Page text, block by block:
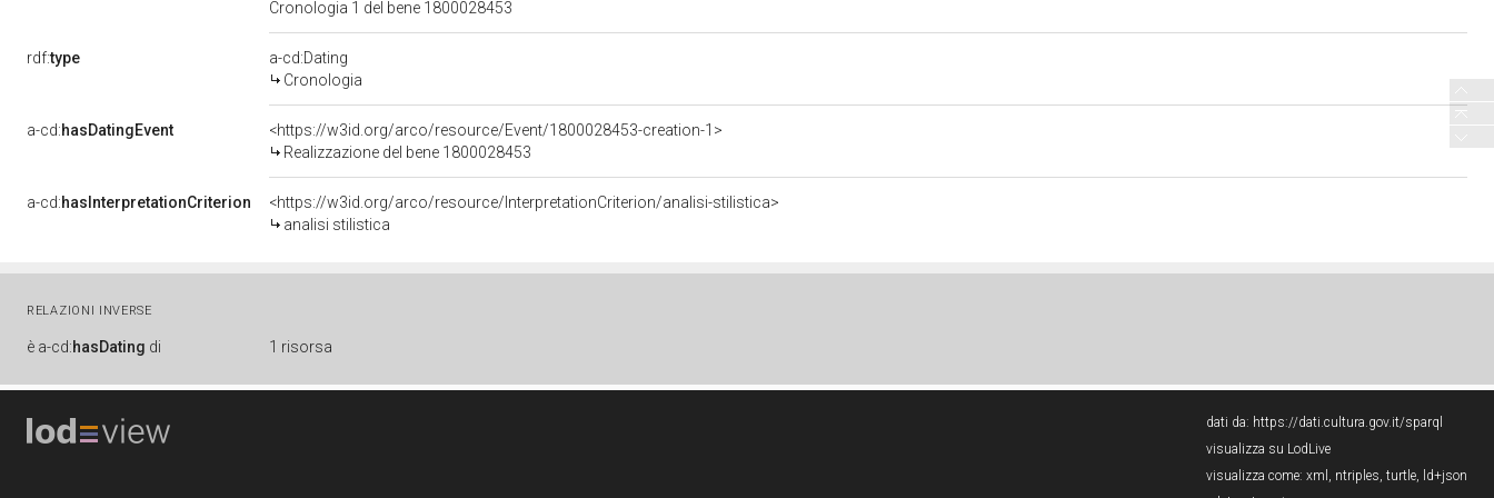
Cronologia 1 del bene 1800028453
rdf:type
a-cd:Dating
Cronologia
a-cd:hasDatingEvent
<https://w3id.org/arco/resource/Event/1800028453-creation-1>
Realizzazione del bene 1800028453
a-cd:hasInterpretationCriterion
<https://w3id.org/arco/resource/InterpretationCriterion/analisi-stilistica>
analisi stilistica
RELAZIONI INVERSE
è a-cd:hasDating di 1 risorsa
dati da: https://dati.cultura.gov.it/sparql
visualizza su LodLive
visualizza come: xml , ntriples, turtle, ld+json